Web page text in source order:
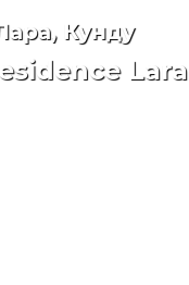
Кунду
Lara